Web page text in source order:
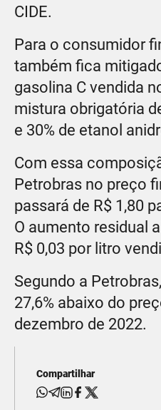
CIDE.
Para o consumidor
também fica
gasolina C vendida
mistura obrigatória
e 30% de etanol
Com essa
Petrobras no preço
passará de R$ 1,80
O aumento residual
R$ 0,03 por litro
Segundo a
27,6% abaixo do
dezembro de 2022.
Compartilhar